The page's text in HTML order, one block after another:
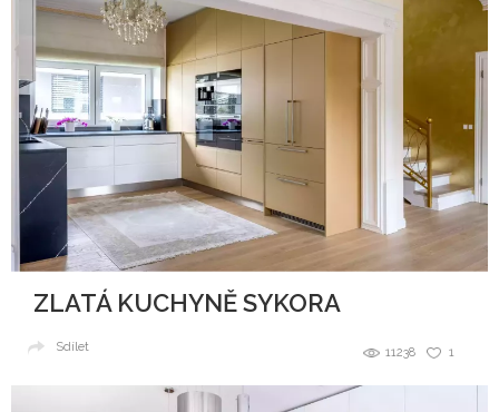
ZLATÁ KUCHYNĚ SYKORA
1
11238
Sdílet